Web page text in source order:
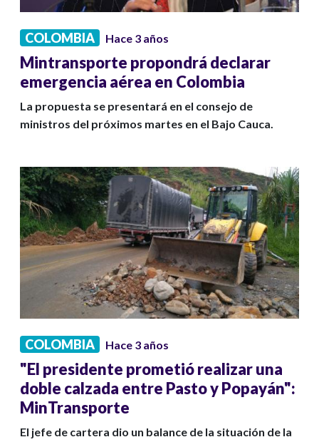
COLOMBIA Hace 3 años
Mintransporte propondrá declarar
emergencia aérea en Colombia
La propuesta se presentará en el consejo de
ministros del próximos martes en el Bajo Cauca.
COLOMBIA Hace 3 años
"El presidente prometió realizar una
doble calzada entre Pasto y Popayán":
MinTransporte
El jefe de cartera dio un balance de la situación de la